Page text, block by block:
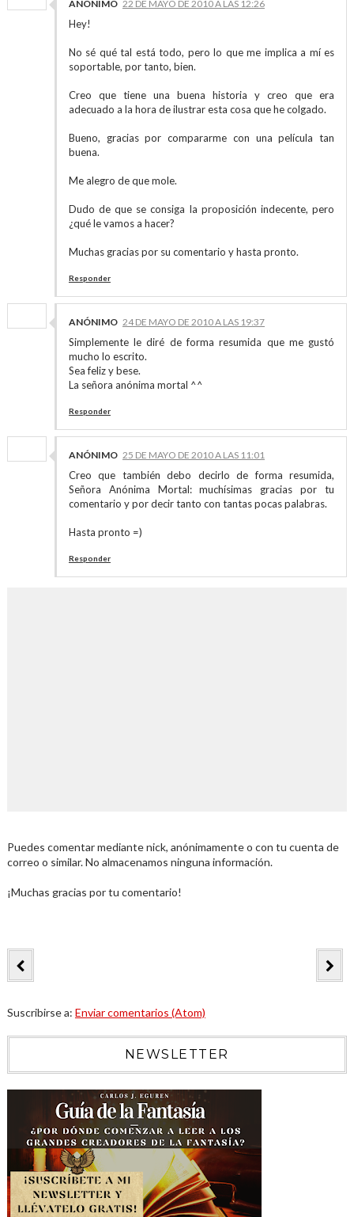
ANÓNIMO 22 DE MAYO DE 2010 A LAS 12:26
Hey!
No sé qué tal está todo, pero lo que me implica a mí es
soportable, por tanto, bien.
Creo que tiene una buena historia y creo que era
adecuado a la hora de ilustrar esta cosa que he colgado.
Bueno, gracias por compararme con una película tan
buena.
Me alegro de que mole.
Dudo de que se consiga la proposición indecente, pero
¿qué le vamos a hacer?
Muchas gracias por su comentario y hasta pronto.
Responder
ANÓNIMO 24 DE MAYO DE 2010 A LAS 19:37
Simplemente le diré de forma resumida que me gustó
mucho lo escrito.
Sea feliz y bese.
La señora anónima mortal ^^
Responder
ANÓNIMO 25 DE MAYO DE 2010 A LAS 11:01
Creo que también debo decirlo de forma resumida,
Señora Anónima Mortal: muchísimas gracias por tu
comentario y por decir tanto con tantas pocas palabras.
Hasta pronto =)
Responder
Puedes comentar mediante nick, anónimamente o con tu cuenta de
correo o similar. No almacenamos ninguna información.
¡Muchas gracias por tu comentario!
Suscribirse a: Enviar comentarios (Atom)
NEWSLETTER